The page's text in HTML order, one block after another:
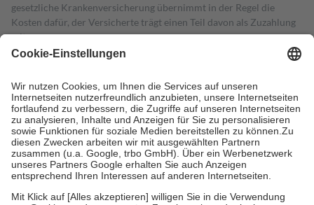
gesetzliche Krankenversicherung übernimmt in der Regel die
Kosten dafür, der Versicherte trägt einen Teil davon als Zuzahlung
mit.
Grundsätzlich leisten Mitglieder Zuzahlungen in Höhe von zehn
höchstens zehn Euro.
Es sind jedoch nie mehr als die tatsächlichen
Kosten der Leistung zu entrichten.
Diese Regeln gelten grundsätzlich auch für Online-Apotheken.
Bei Heilmitteln und häuslicher Krankenpflege beträgt die
Zuzahlung zehn Prozent der Kosten sowie zehn Euro je
Verordnung.
Um das Engagement der Versicherten für ihre eigene Gesundheit zu
stärken und die besondere Stellung der Familie zu unterstützen,
fallenkeine Zuzahlungenan bei: